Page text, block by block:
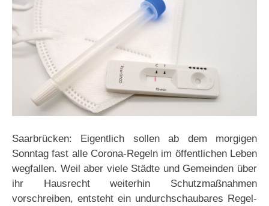
Saarbrücken: Eigentlich sollen ab dem morgigen
Sonntag fast alle Corona-Regeln im öffentlichen Leben
wegfallen. Weil aber viele Städte und Gemeinden über
ihr Hausrecht weiterhin Schutzmaßnahmen
vorschreiben, entsteht ein undurchschaubares Regel-